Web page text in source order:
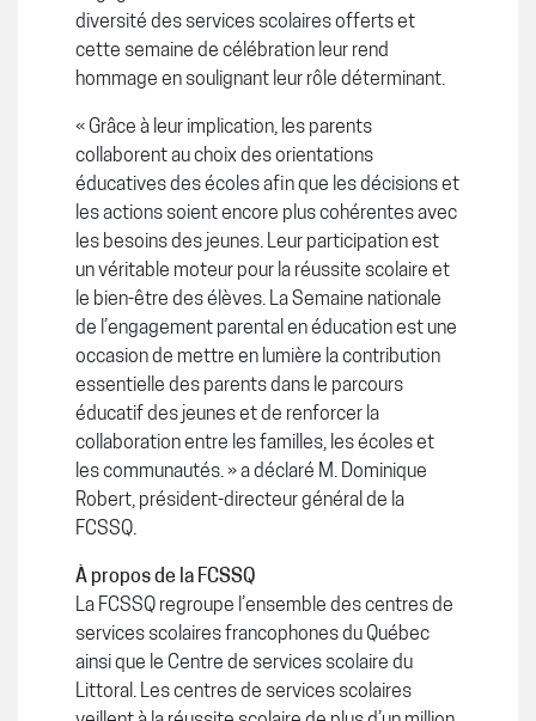
diversité des services scolaires offerts et
cette semaine de célébration leur rend
hommage en soulignant leur rôle déterminant.
« Grâce à leur implication, les parents
collaborent au choix des orientations
éducatives des écoles afin que les décisions et
les actions soient encore plus cohérentes avec
les besoins des jeunes. Leur participation est
un véritable moteur pour la réussite scolaire et
le bien-être des élèves. La Semaine nationale
de l’engagement parental en éducation est une
occasion de mettre en lumière la contribution
essentielle des parents dans le parcours
éducatif des jeunes et de renforcer la
collaboration entre les familles, les écoles et
les communautés. » a déclaré M. Dominique
Robert, président-directeur général de la
FCSSQ.
À propos de la FCSSQ
La FCSSQ regroupe l’ensemble des centres de
services scolaires francophones du Québec
ainsi que le Centre de services scolaire du
Littoral. Les centres de services scolaires